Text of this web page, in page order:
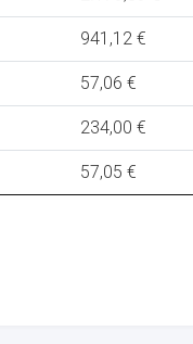
941,12 €
57,06 €
234,00 €
57,05 €